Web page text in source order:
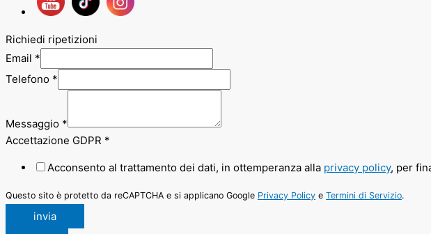
Richiedi ripetizioni
Email *
Telefono *
Messaggio *
Accettazione GDPR *
Acconsento al trattamento dei dati, in ottemperanza alla privacy policy, per
Questo sito è protetto da reCAPTCHA e si applicano Google Privacy Policy e Termini di Servizio.
invia